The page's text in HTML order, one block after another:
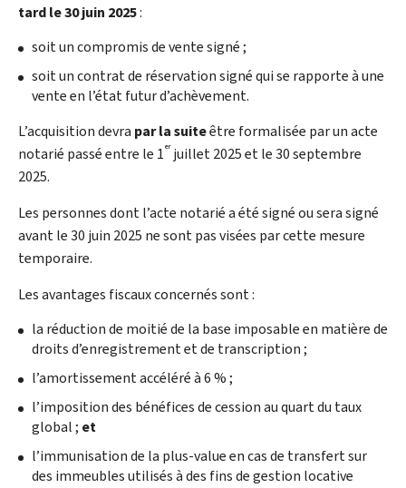
tard le 30 juin 2025:
soit un compromis de vente signé ;
soit un contrat de réservation signé qui se rapporte à une
vente en l’état futur d’achèvement.
L’acquisition devra par la suiteêtre formalisée par un acte
notarié passé entre le 1er juillet 2025 et le 30 septembre
2025.
Les personnes dont l’acte notarié a été signé ou sera signé
avant le 30 juin 2025 ne sont pas visées par cette mesure
temporaire.
Les avantages fiscaux concernés sont :
la réduction de moitié de la base imposable en matière de
droits d’enregistrement et de transcription ;
l’amortissement accéléré à 6 % ;
l’imposition des bénéfices de cession au quart du taux
global ; et
l’immunisation de la plus-value en cas de transfert sur
des immeubles utilisés à des fins de gestion locative